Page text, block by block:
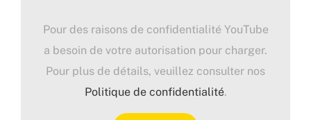
Pour des raisons de confidentialité YouTube
a besoin de votre autorisation pour charger.
Pour plus de détails, veuillez consulter nos
Politique de confidentialité.